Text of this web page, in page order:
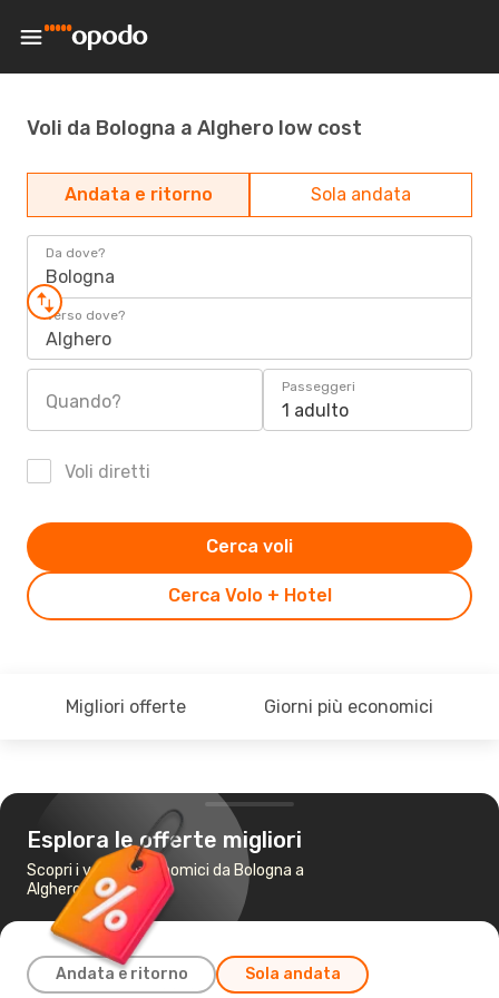
Voli da Bologna a Alghero low cost
Andata e ritorno Sola andata
Da dove?
Bologna
Verso dove?
Alghero
Quando?
Passeggeri
1 adulto
Voli diretti
Cerca Volo + Hotel
Cerca voli
Migliori offerte Giorni più economici
Esplora le offerte migliori
Scopri i voli più economici da Bologna a
Alghero
Andata e ritorno Sola andata